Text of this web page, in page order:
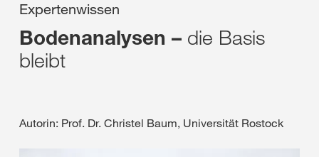
Expertenwissen
Bodenanalysen – die Basis
bleibt
Autorin: Prof. Dr. Christel Baum, Universität Rostock